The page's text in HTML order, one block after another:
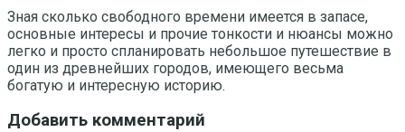
Зная сколько свободного времени имеется в запасе,
основные интересы и прочие тонкости и нюансы можно
легко и просто спланировать небольшое путешествие в
один из древнейших городов, имеющего весьма
богатую и интересную историю.
Добавить комментарий